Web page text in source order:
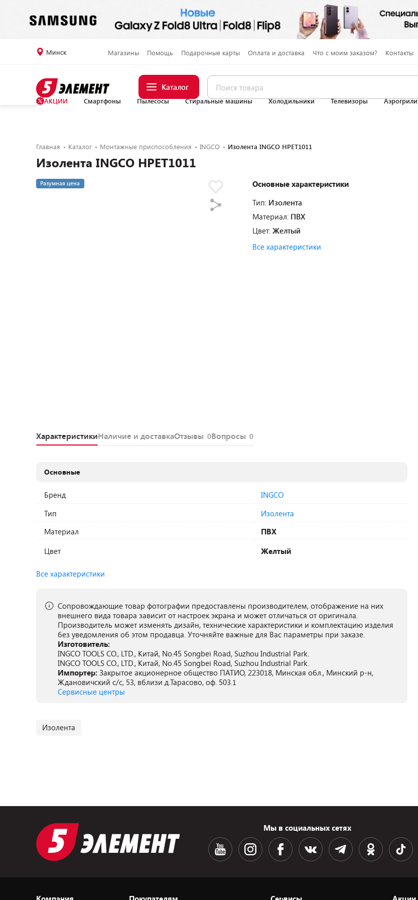
Минск Магазины Помощь Подарочные карты Оплата и доставка Что с моим заказом? Контакты
Каталог
АКЦИИ Смартфоны Пылесосы Стиральные машины Холодильники Телевизоры Аэрогрили
Главная Каталог Монтажные приспособления INGCO Изолента INGCO HPET1011
Изолента INGCO HPET1011
Разумная цена
Основные характеристики
Тип: Изолента
Материал: ПВХ
Цвет: Желтый
Все характеристики
ХарактеристикиНаличие и доставкаОтзывы 0Вопросы 0
Основные
Бренд
INGCO
Тип
Изолента
Материал
ПВХ
Цвет
Желтый
Все характеристики
Сопровождающие товар фотографии предоставлены производителем, отображение на них
внешнего вида товара зависит от настроек экрана и может отличаться от оригинала.
Производитель может изменять дизайн, технические характеристики и комплектацию изделия
без уведомления об этом продавца. Уточняйте важные для Вас параметры при заказе.
Изготовитель:
INGCO TOOLS CO., LTD., Китай, No.45 Songbei Road, Suzhou Industrial Park.
INGCO TOOLS CO., LTD., Китай, No.45 Songbei Road, Suzhou Industrial Park.
Импортер: Закрытое акционерное общество ПАТИО, 223018, Минская обл., Минский р-н,
Ждановичский с/с, 53, вблизи д.Тарасово, оф. 503.1
Сервисные центры
Изолента
Мы в социальных сетях